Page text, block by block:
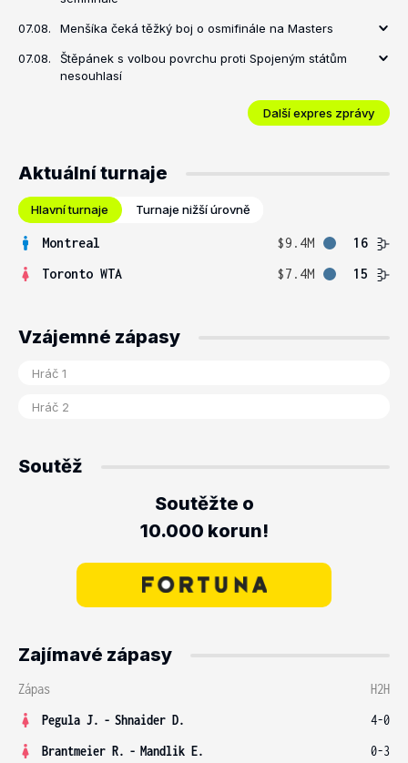
07.08. Menšíka čeká těžký boj o osmifinále na Masters
07.08.
Štěpánek s volbou povrchu proti Spojeným státům
nesouhlasí
Další expres zprávy
Aktuální turnaje
Hlavní turnaje Turnaje nižší úrovně
Montreal $9.4M
16
Toronto WTA
$7.4M 15
Vzájemné zápasy
Soutěž
Soutěžte o
10.000 korun!
Zajímavé zápasy
Zápas
H2H
Pegula J. - Shnaider D.
4-0
Brantmeier R. - Mandlik E.
0-3